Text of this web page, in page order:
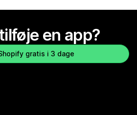
en app?
gratis i 3 dage